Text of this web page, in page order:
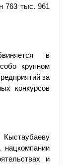
763 тыс. 961
в
крупном
за
конкурсов
и